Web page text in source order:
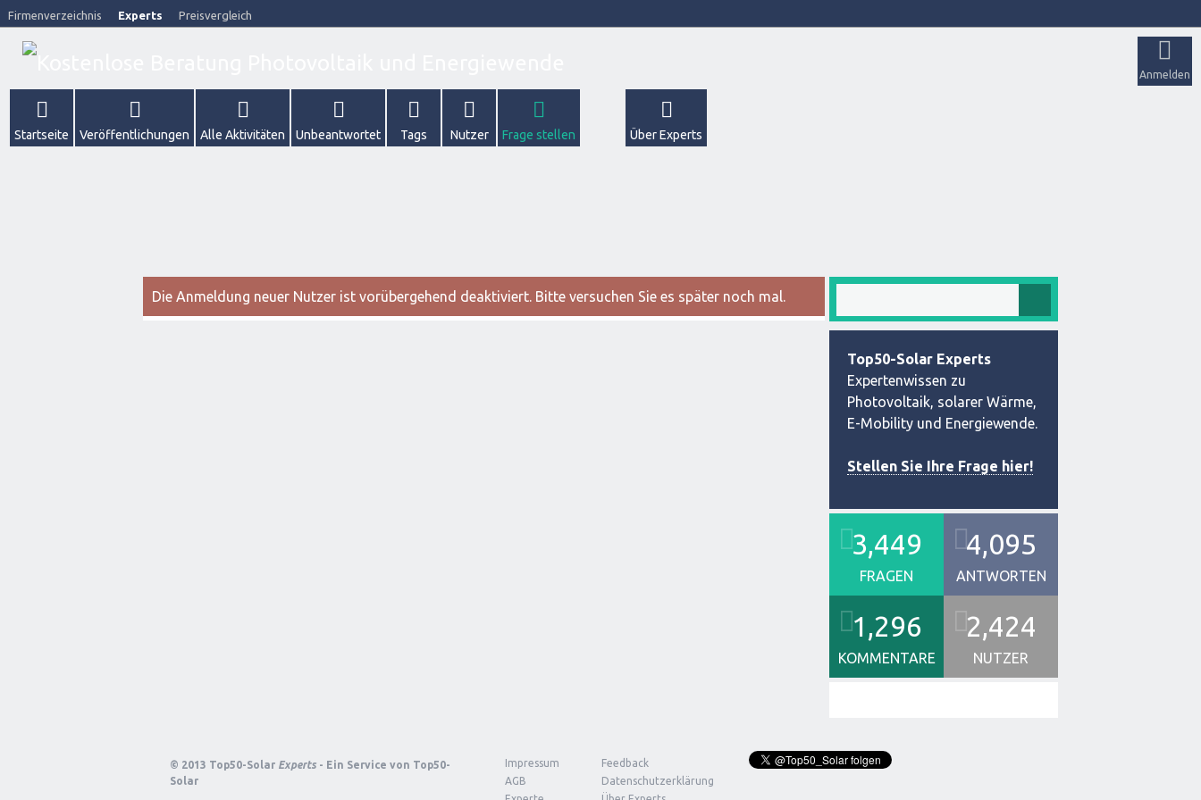
Firmenverzeichnis Experts Preisvergleich
Anmelden
Startseite Veröffentlichungen Alle Aktivitäten Unbeantwortet Tags Nutzer Frage stellen Über Experts
Die Anmeldung neuer Nutzer ist vorübergehend deaktiviert. Bitte versuchen Sie es später noch mal.
Top50-Solar Experts
Expertenwissen zu
Photovoltaik, solarer Wärme,
E-Mobility und Energiewende.
Stellen Sie Ihre Frage hier!
3,449
FRAGEN
4,095
ANTWORTEN
1,296
KOMMENTARE
2,424
NUTZER
© 2013 Top50-Solar Experts - Ein Service von Top50-
Solar
Impressum
Feedback
AGB
Datenschutzerklärung